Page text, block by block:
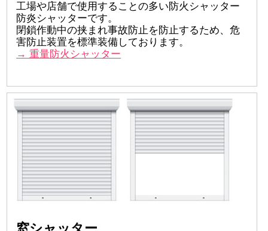
工場や店舗で使用することの多い防火シャッター
防炎シャッターです。
閉鎖作動中の挟まれ事故防止を防止するため、危
害防止装置を標準装備しております。
→ 重量防火シャッター